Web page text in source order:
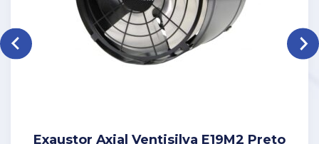
Exaustor Axial Ventisilva E19M2 Preto